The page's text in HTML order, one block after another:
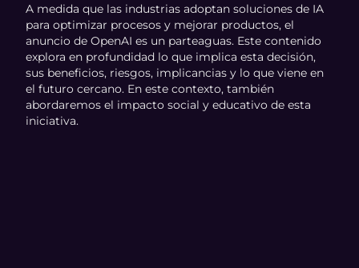
A medida que las industrias adoptan soluciones de IA
para optimizar procesos y mejorar productos, el
anuncio de OpenAI es un parteaguas. Este contenido
explora en profundidad lo que implica esta decisión,
sus beneficios, riesgos, implicancias y lo que viene en
el futuro cercano. En este contexto, también
abordaremos el impacto social y educativo de esta
iniciativa.